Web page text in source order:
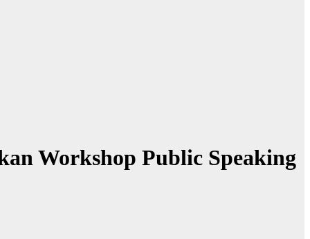
Workshop Public Speaking